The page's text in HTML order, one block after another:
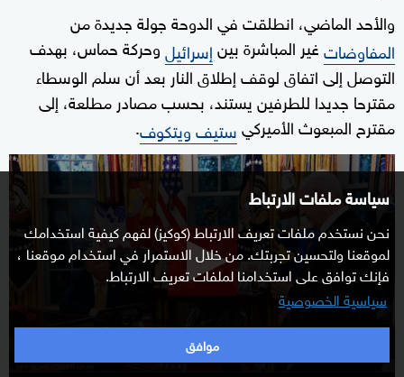
سياسة ملفات الارتباط
نحن نستخدم ملفات تعريف الارتباط (كوكيز) لفهم كيفية استخدامك
لموقعنا ولتحسين تجربتك. من خلال الاستمرار في استخدام موقعنا ،
فإنك توافق على استخدامنا لملفات تعريف الارتباط.
سياسية الخصوصية
موافق
والأحد الماضي، انطلقت في الدوحة جولة جديدة من
المفاوضاتغير المباشرة بينإسرائيلوحركة حماس، بهدف
التوصل إلى اتفاق لوقف إطلاق النار بعد أن سلم الوسطاء
مقترحا جديدا للطرفين يستند، بحسب مصادر مطلعة، إلى
مقترح المبعوث الأميركيستيف ويتكوف.
0
seconds
minutes,